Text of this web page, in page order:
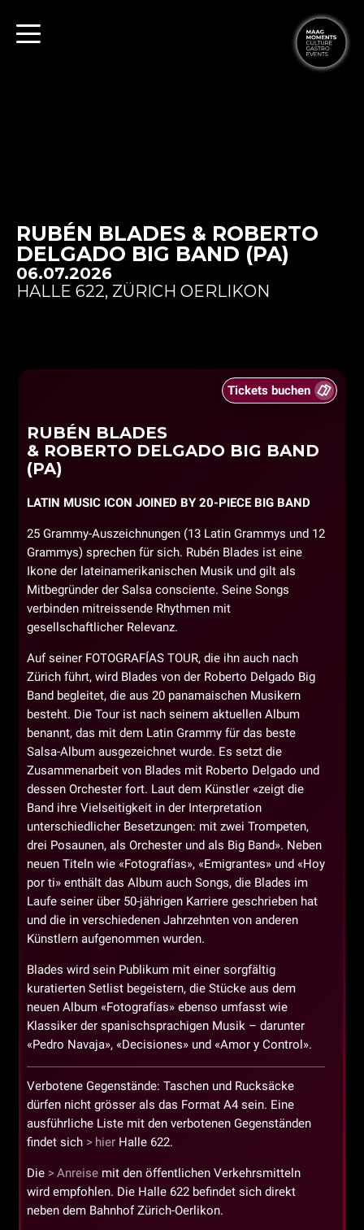
RUBÉN BLADES & ROBERTO
DELGADO BIG BAND (PA)
06.07.2026
HALLE 622, ZÜRICH OERLIKON
Tickets buchen
RUBÉN BLADES
& ROBERTO DELGADO BIG BAND
(PA)
LATIN MUSIC ICON JOINED BY 20-PIECE BIG BAND
25 Grammy-Auszeichnungen (13 Latin Grammys und 12
Grammys) sprechen für sich. Rubén Blades ist eine
Ikone der lateinamerikanischen Musik und gilt als
Mitbegründer der Salsa consciente. Seine Songs
verbinden mitreissende Rhythmen mit
gesellschaftlicher Relevanz.
Auf seiner FOTOGRAFÍAS TOUR, die ihn auch nach
Zürich führt, wird Blades von der Roberto Delgado Big
Band begleitet, die aus 20 panamaischen Musikern
besteht. Die Tour ist nach seinem aktuellen Album
benannt, das mit dem Latin Grammy für das beste
Salsa-Album ausgezeichnet wurde. Es setzt die
Zusammenarbeit von Blades mit Roberto Delgado und
dessen Orchester fort. Laut dem Künstler «zeigt die
Band ihre Vielseitigkeit in der Interpretation
unterschiedlicher Besetzungen: mit zwei Trompeten,
drei Posaunen, als Orchester und als Big Band». Neben
neuen Titeln wie «Fotografías», «Emigrantes» und «Hoy
por ti» enthält das Album auch Songs, die Blades im
Laufe seiner über 50-jährigen Karriere geschrieben hat
und die in verschiedenen Jahrzehnten von anderen
Künstlern aufgenommen wurden.
Blades wird sein Publikum mit einer sorgfältig
kuratierten Setlist begeistern, die Stücke aus dem
neuen Album «Fotografías» ebenso umfasst wie
Klassiker der spanischsprachigen Musik – darunter
«Pedro Navaja», «Decisiones» und «Amor y Control».
Verbotene Gegenstände: Taschen und Rucksäcke
dürfen nicht grösser als das Format A4 sein. Eine
ausführliche Liste mit den verbotenen Gegenständen
findet sich
hier Halle 622.
Die Anreise mit den öffentlichen Verkehrsmitteln
wird empfohlen. Die Halle 622 befindet sich direkt
neben dem Bahnhof Zürich-Oerlikon.